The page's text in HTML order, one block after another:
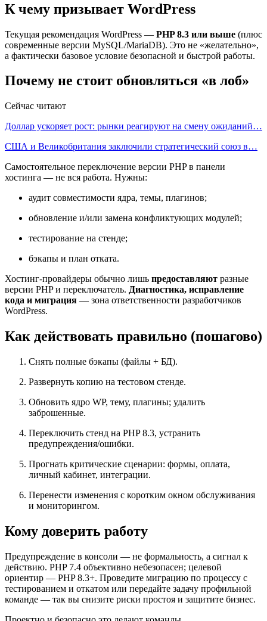
К чему призывает WordPress
Текущая рекомендация WordPress — PHP 8.3 или выше (плюс
современные версии MySQL/MariaDB). Это не «желательно»,
а фактически базовое условие безопасной и быстрой работы.
Почему не стоит обновляться «в лоб»
Сейчас читают
Доллар ускоряет рост: рынки реагируют на смену ожиданий…
США и Великобритания заключили стратегический союз в…
Самостоятельное переключение версии PHP в панели
хостинга — не вся работа. Нужны:
аудит совместимости ядра, темы, плагинов;
обновление и/или замена конфликтующих модулей;
тестирование на стенде;
бэкапы и план отката.
Хостинг-провайдеры обычно лишь предоставляют разные
версии PHP и переключатель. Диагностика, исправление
кода и миграция — зона ответственности разработчиков
WordPress.
Как действовать правильно (пошагово)
Снять полные бэкапы (файлы + БД).
Развернуть копию на тестовом стенде.
Обновить ядро WP, тему, плагины; удалить
заброшенные.
Переключить стенд на PHP 8.3, устранить
предупреждения/ошибки.
Прогнать критические сценарии: формы, оплата,
личный кабинет, интеграции.
Перенести изменения с коротким окном обслуживания
и мониторингом.
Кому доверить работу
Предупреждение в консоли — не формальность, а сигнал к
действию. PHP 7.4 объективно небезопасен; целевой
ориентир — PHP 8.3+. Проведите миграцию по процессу с
тестированием и откатом или передайте задачу профильной
команде — так вы снизите риски простоя и защитите бизнес.